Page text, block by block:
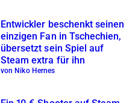
Entwickler beschenkt seinen
einzigen Fan in Tschechien,
übersetzt sein Spiel auf
Steam extra für ihn
von Niko Hernes